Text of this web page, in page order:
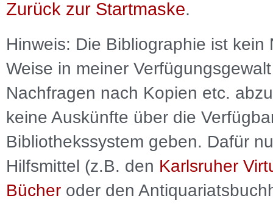
Zurück zur Startmaske.
Hinweis: Die Bibliographie ist kein
Weise in meiner
Nachfragen nach Kopien etc.
keine Auskünfte über die
Bibliothekssystem geben. Dafür
Hilfsmittel (z.B. den Karlsruher
Bücher oder den